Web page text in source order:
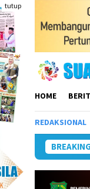
tutup
HOME
REDAKSIONAL
SMP/MTs